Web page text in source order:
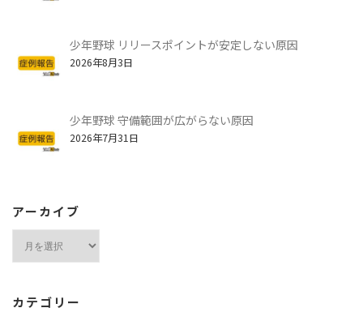
少年野球 リリースポイントが安定しない原因
2026年8月3日
少年野球 守備範囲が広がらない原因
2026年7月31日
アーカイブ
ブ
カテゴリー